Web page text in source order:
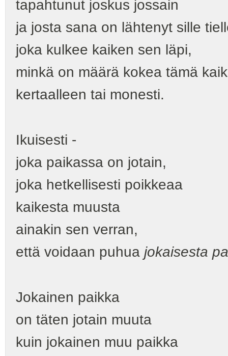
tapahtunut joskus jossain
ja josta sana on lähtenyt sille
joka kulkee kaiken sen läpi,
minkä on määrä kokea tämä
kertaalleen tai monesti.
Ikuisesti -
joka paikassa on jotain,
joka hetkellisesti poikkeaa
kaikesta muusta
ainakin sen verran,
että voidaan puhua jokaisesta
Jokainen paikka
on täten jotain muuta
kuin jokainen muu paikka